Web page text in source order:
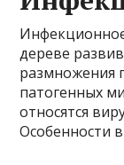
дереве
размножения
патогенных
относятся
Особенности